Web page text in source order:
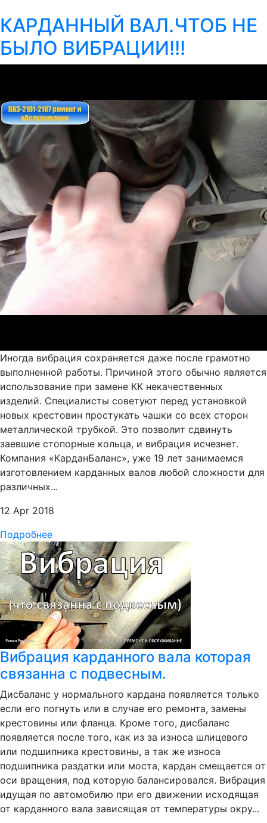
КАРДАННЫЙ ВАЛ.ЧТОБ НЕ
БЫЛО ВИБРАЦИИ!!!
Иногда вибрация сохраняется даже после грамотно
выполненной работы. Причиной этого обычно является
использование при замене КК некачественных
изделий. Специалисты советуют перед установкой
новых крестовин простукать чашки со всех сторон
металлической трубкой. Это позволит сдвинуть
заевшие стопорные кольца, и вибрация исчезнет.
Компания «КарданБаланс», уже 19 лет занимаемся
изготовлением карданных валов любой сложности для
различных...
12 Apr 2018
Подробнее
Вибрация карданного вала которая
связанна с подвесным.
Дисбаланс у нормального кардана появляется только
если его погнуть или в случае его ремонта, замены
крестовины или фланца. Кроме того, дисбаланс
появляется после того, как из за износа шлицевого
или подшипника крестовины, а так же износа
подшипника раздатки или моста, кардан смещается от
оси вращения, под которую балансировался. Вибрация
идущая по автомобилю при его движении исходящая
от карданного вала зависящая от температуры окру...